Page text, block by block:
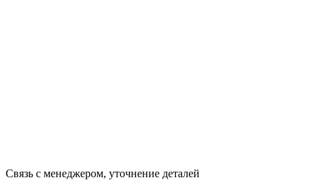
Связь с менеджером, уточнение деталей